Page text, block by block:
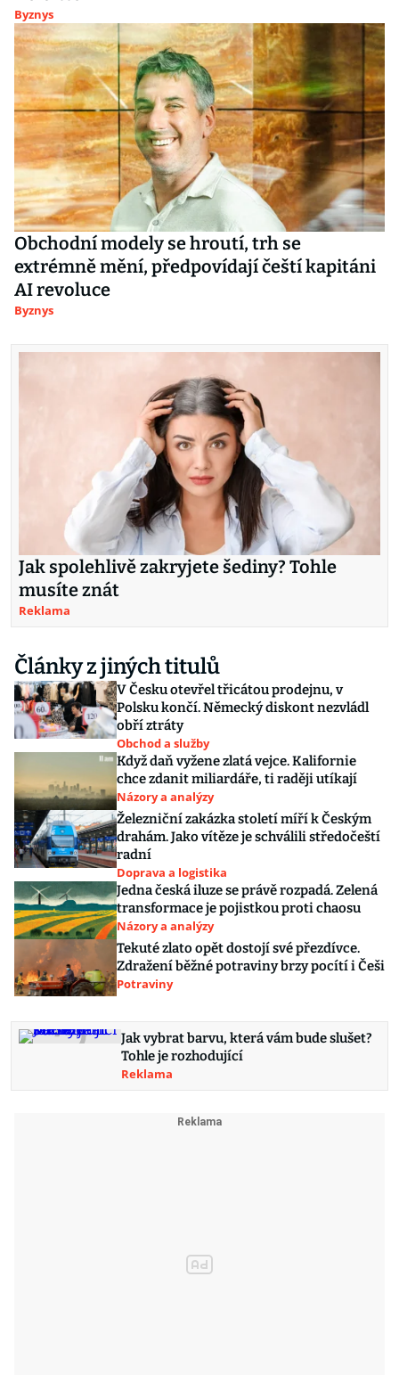
Byznys
Obchodní modely se hroutí, trh se
extrémně mění, předpovídají čeští kapitáni
AI revoluce
Byznys
Jak spolehlivě zakryjete šediny? Tohle
musíte znát
Reklama
Články z jiných titulů
V Česku otevřel třicátou prodejnu, v
Polsku končí. Německý diskont nezvládl
obří ztráty
Obchod a služby
Když daň vyžene zlatá vejce. Kalifornie
chce zdanit miliardáře, ti raději utíkají
Názory a analýzy
Železniční zakázka století míří k Českým
drahám. Jako vítěze je schválili středočeští
radní
Doprava a logistika
Jedna česká iluze se právě rozpadá. Zelená
transformace je pojistkou proti chaosu
Názory a analýzy
Tekuté zlato opět dostojí své přezdívce.
Zdražení běžné potraviny brzy pocítí i Češi
Potraviny
Jak vybrat barvu, která vám bude slušet?
Tohle je rozhodující
Reklama